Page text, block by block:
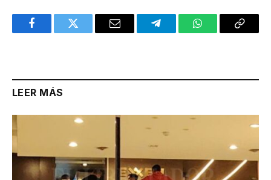
FacebookTwitter Email TelegramWhatsAppCopy
LEER MÁS